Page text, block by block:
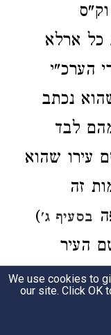
כל ארלא
הערכ"י
נכתב
לבד
עירו שהוא
זה
בסעיף ג')
העיר
שם של
בה'
We use cookies to
our site. Click OK